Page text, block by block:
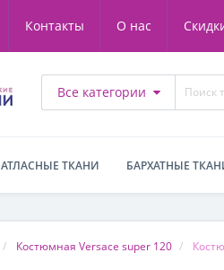
Контакты О нас
Все категории
АТЛАСНЫЕ ТКАНИ БАРХАТНЫЕ
Костюмная Versace super 120